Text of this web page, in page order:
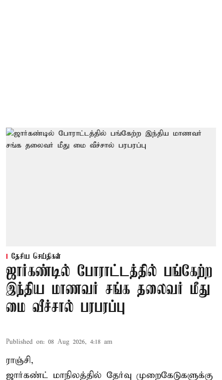
தேசிய செய்திகள்
ஜார்கண்டில் போராட்டத்தில் பங்கேற்ற
இந்திய மாணவர் சங்க தலைவர் மீது
மை வீச்சால் பரபரப்பு
Published on: 08 Aug 2026, 4:18 am
ராஞ்சி,
ஜார்கண்ட் மாநிலத்தில் தேர்வு முறைகேடுகளுக்கு